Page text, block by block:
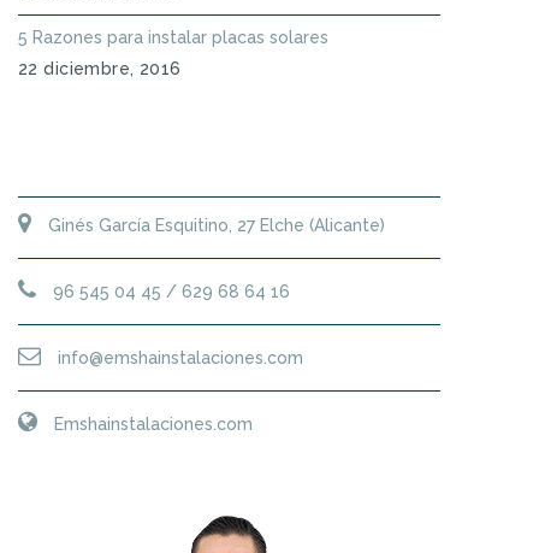
5 Razones para instalar placas solares
22 diciembre, 2016
Ginés García Esquitino, 27 Elche (Alicante)
96 545 04 45 / 629 68 64 16
info@emshainstalaciones.com
Emshainstalaciones.com